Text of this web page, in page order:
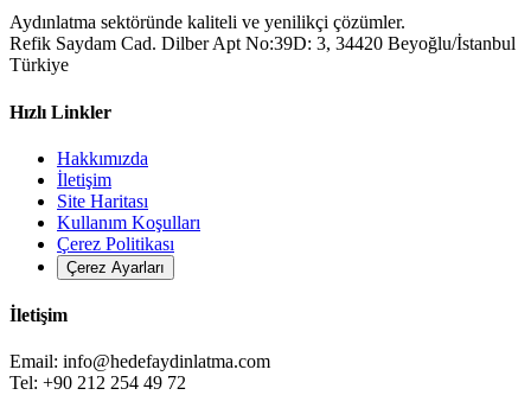
Aydınlatma sektöründe kaliteli ve yenilikçi çözümler.
Refik Saydam Cad. Dilber Apt No:39D: 3, 34420 Beyoğlu/İstanbul
Türkiye
Hızlı Linkler
Hakkımızda
İletişim
Site Haritası
Kullanım Koşulları
Çerez Politikası
Çerez Ayarları
İletişim
Email: info@hedefaydinlatma.com
Tel: +90 212 254 49 72